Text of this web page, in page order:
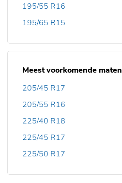
195/55 R16
195/65 R15
Meest voorkomende maten
205/45 R17
205/55 R16
225/40 R18
225/45 R17
225/50 R17